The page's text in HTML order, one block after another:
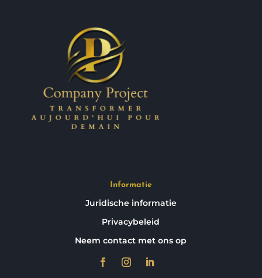
Informatie
Juridische informatie
Privacybeleid
Neem contact met ons op